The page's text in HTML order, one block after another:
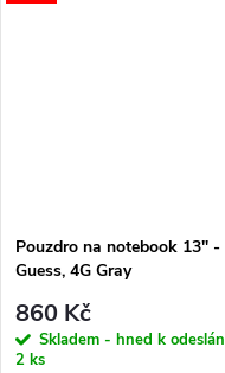
Pouzdro na notebook 13" -
Guess, 4G Gray
860 Kč
Skladem - hned k
2 ks